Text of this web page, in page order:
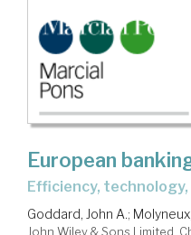
European
efficiency,
Goddard, John A.;
John Wiley & Sons Limited.